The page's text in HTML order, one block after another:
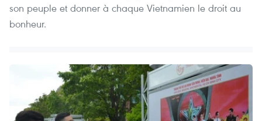
son peuple et donner à chaque Vietnamien le droit au
bonheur.